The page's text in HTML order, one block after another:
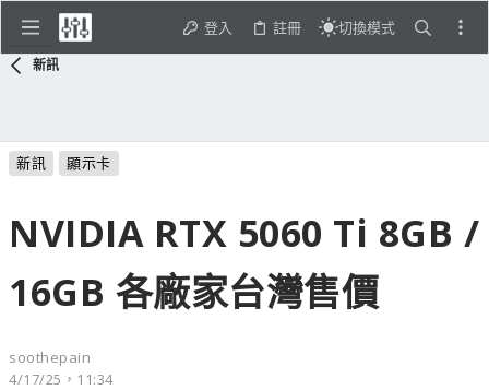
登入 註冊 切換模式
新訊
新訊 顯示卡
NVIDIA RTX 5060 Ti 8GB /
16GB 各廠家台灣售價
soothepain
4/17/25，11:34